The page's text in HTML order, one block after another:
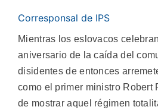
Corresponsal de IPS
Mientras los eslovacos
aniversario de la caída del
disidentes de entonces
como el primer ministro Robert
de mostrar aquel régimen